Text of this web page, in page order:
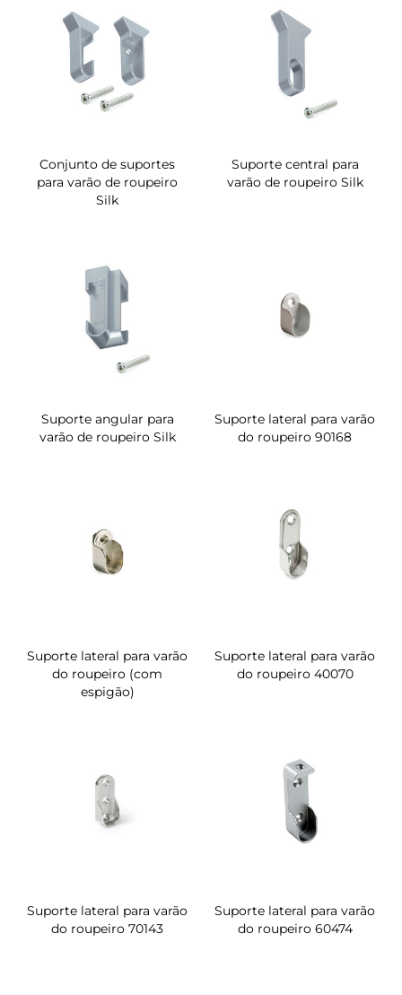
Conjunto de suportes
para varão de roupeiro
Silk
Suporte central para
varão de roupeiro Silk
Suporte angular para
varão de roupeiro Silk
Suporte lateral para varão
do roupeiro 90168
Suporte lateral para varão
do roupeiro (com
espigão)
Suporte lateral para varão
do roupeiro 40070
Suporte lateral para varão
do roupeiro 70143
Suporte lateral para varão
do roupeiro 60474